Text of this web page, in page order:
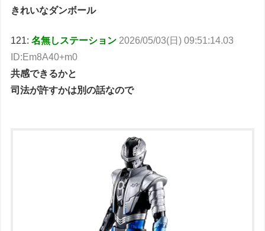
きれいなダンボール
121:名無しステーション 2026/05/03(日) 09:51:14.03
ID:Em8A40+m0
共感できるかと
司法が許すかは別の話なので